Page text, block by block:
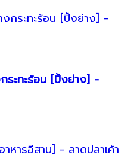
ระทะร้อน [ปิ้งย่าง] -